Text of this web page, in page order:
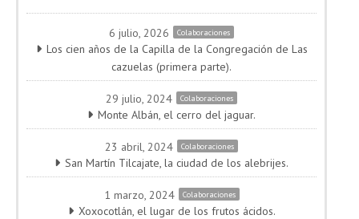
6 julio, 2026 Colaboraciones
Los cien años de la Capilla de la Congregación de Las
cazuelas (primera parte).
29 julio, 2024 Colaboraciones
Monte Albán, el cerro del jaguar.
23 abril, 2024 Colaboraciones
San Martín Tilcajate, la ciudad de los alebrijes.
1 marzo, 2024 Colaboraciones
Xoxocotlán, el lugar de los frutos ácidos.